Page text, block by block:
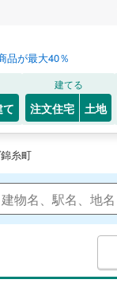
が最大40％
建てる
注文住宅 土地
糸町
ンカタログ